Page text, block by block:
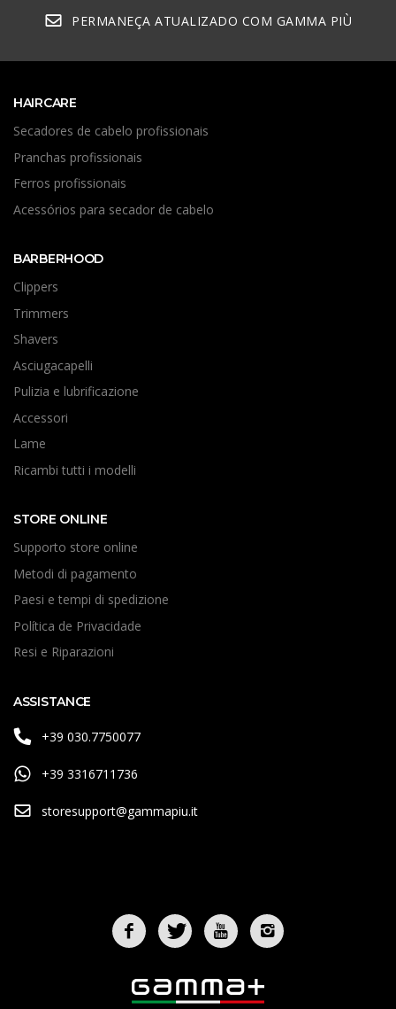
PERMANEÇA ATUALIZADO COM GAMMA PIÙ
HAIRCARE
Secadores de cabelo profissionais
Pranchas profissionais
Ferros profissionais
Acessórios para secador de cabelo
BARBERHOOD
Clippers
Trimmers
Shavers
Asciugacapelli
Pulizia e lubrificazione
Accessori
Lame
Ricambi tutti i modelli
STORE ONLINE
Supporto store online
Metodi di pagamento
Paesi e tempi di spedizione
Política de Privacidade
Resi e Riparazioni
ASSISTANCE
+39 030.7750077
+39 3316711736
storesupport@gammapiu.it